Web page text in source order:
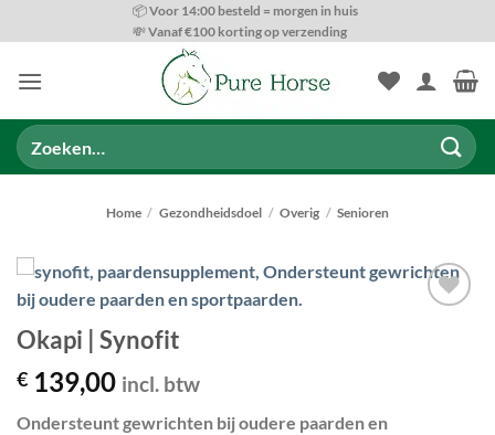
naar
📦 Voor 14:00 besteld = morgen in huis
💸 Vanaf €100 korting op verzending
Zoeken
naar:
Home / Gezondheidsdoel / Overig / Senioren
Okapi | Synofit
€ 139,00 incl. btw
Ondersteunt gewrichten bij oudere paarden en